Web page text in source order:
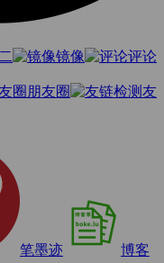
镜像
评论
朋友圈
友
笔墨迹 博客